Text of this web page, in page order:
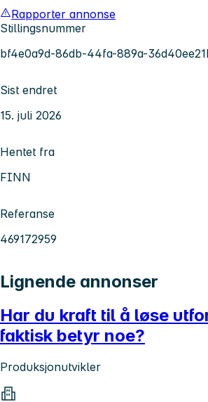
Rapporter annonse
Stillingsnummer
bf4e0a9d-86db-44fa-889a-
Sist endret
15. juli 2026
Hentet fra
FINN
Referanse
469172959
Lignende annonser
Har du kraft til å løse
faktisk betyr noe?
Produksjonutvikler